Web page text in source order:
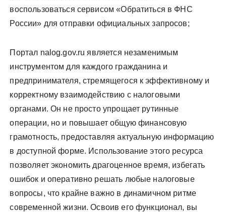
воспользоваться сервисом «Обратиться в ФНС
России» для отправки официальных запросов;
Портал nalog.gov.ru является незаменимым
инструментом для каждого гражданина и
предпринимателя, стремящегося к эффективному и
корректному взаимодействию с налоговыми
органами. Он не просто упрощает рутинные
операции, но и повышает общую финансовую
грамотность, предоставляя актуальную информацию
в доступной форме. Использование этого ресурса
позволяет экономить драгоценное время, избегать
ошибок и оперативно решать любые налоговые
вопросы, что крайне важно в динамичном ритме
современной жизни. Освоив его функционал, вы